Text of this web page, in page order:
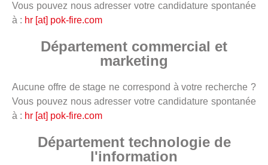
Vous pouvez nous adresser votre candidature spontanée
à : hr [at] pok-fire.com
Département commercial et
marketing
Aucune offre de stage ne correspond à votre recherche ?
Vous pouvez nous adresser votre candidature spontanée
à : hr [at] pok-fire.com
Département technologie de
l'information